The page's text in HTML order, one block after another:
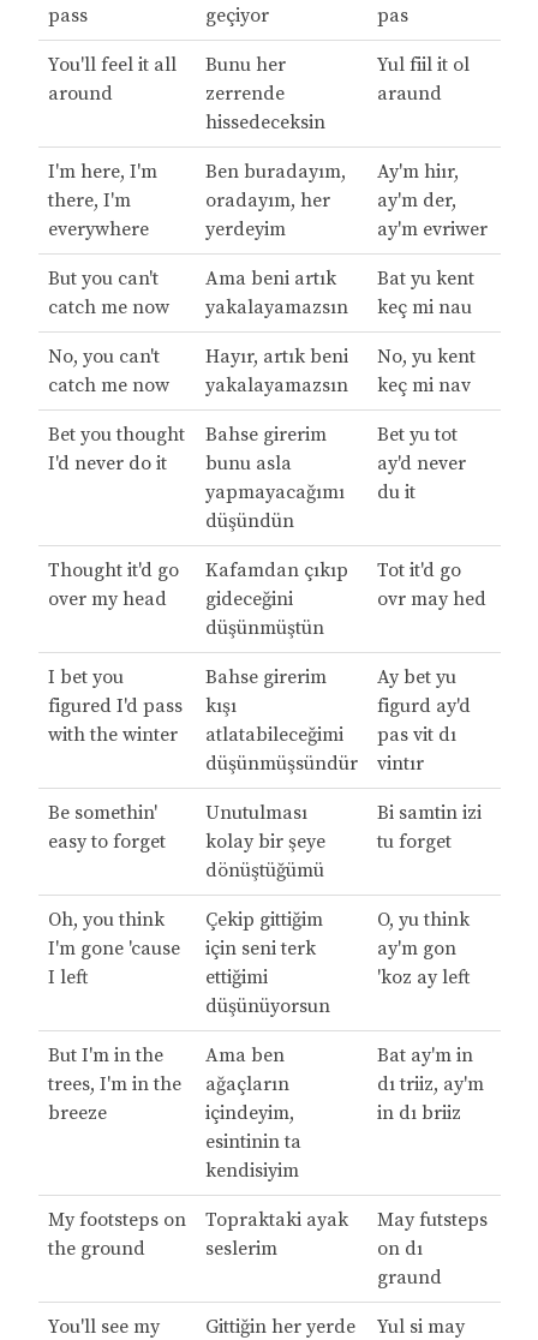
pass
geçiyor
pas
You'll feel it all
around
Bunu her
zerrende
hissedeceksin
Yul fiil it ol
araund
I'm here, I'm
there, I'm
evеrywhere
Ben buradayım,
oradayım, her
yerdeyim
Ay'm hiır,
ay'm der,
ay'm evriwer
But you can't
catch me now
Ama beni artık
yakalayamazsın
Bat yu kent
keç mi nau
No, you can't
catch mе now
Hayır, artık beni
yakalayamazsın
No, yu kent
keç mi nav
Bet you thought
I'd never do it
Bahse girerim
bunu asla
yapmayacağımı
düşündün
Bet yu tot
ay'd never
du it
Thought it'd go
over my head
Kafamdan çıkıp
gideceğini
düşünmüştün
Tot it'd go
ovr may hed
I bet you
figured I'd pass
with the winter
Bahse girerim
kışı
atlatabileceğimi
düşünmüşsündür
Ay bet yu
figurd ay'd
pas vit dı
vintır
Be somethin'
easy to forget
Unutulması
kolay bir şeye
dönüştüğümü
Bi samtin izi
tu forget
Oh, you think
I'm gone 'cause
I left
Çekip gittiğim
için seni terk
ettiğimi
düşünüyorsun
O, yu think
ay'm gon
'koz ay left
But I'm in the
trees, I'm in the
breeze
Ama ben
ağaçların
içindeyim,
esintinin ta
kendisiyim
Bat ay'm in
dı triiz, ay'm
in dı briiz
My footsteps on
the ground
Topraktaki ayak
seslerim
May futsteps
on dı
graund
You'll see my
Gittiğin her yerde
Yul si may